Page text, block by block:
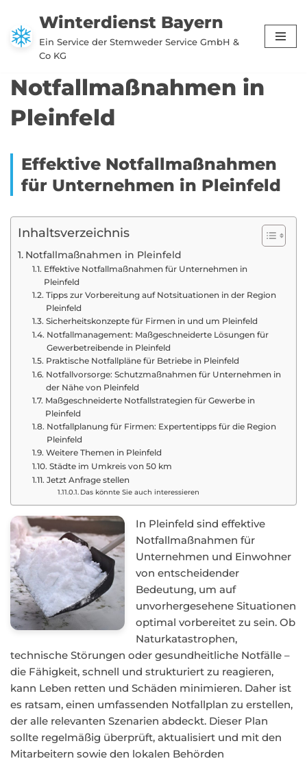
Zum
Inhalt
Winterdienst Bayern
Ein Service der Stemweder Service GmbH &
Co KG
Notfallmaßnahmen in
Pleinfeld
Effektive Notfallmaßnahmen
für Unternehmen in Pleinfeld
Inhaltsverzeichnis
Notfallmaßnahmen in Pleinfeld
Effektive Notfallmaßnahmen für Unternehmen in
Pleinfeld
Tipps zur Vorbereitung auf Notsituationen in der Region
Pleinfeld
Sicherheitskonzepte für Firmen in und um Pleinfeld
Notfallmanagement: Maßgeschneiderte Lösungen für
Gewerbetreibende in Pleinfeld
Praktische Notfallpläne für Betriebe in Pleinfeld
Notfallvorsorge: Schutzmaßnahmen für Unternehmen in
der Nähe von Pleinfeld
Maßgeschneiderte Notfallstrategien für Gewerbe in
Pleinfeld
Notfallplanung für Firmen: Expertentipps für die Region
Pleinfeld
Weitere Themen in Pleinfeld
Städte im Umkreis von 50 km
Jetzt Anfrage stellen
Das könnte Sie auch interessieren
In Pleinfeld sind effektive
Notfallmaßnahmen für
Unternehmen und Einwohner
von entscheidender
Bedeutung, um auf
unvorhergesehene Situationen
optimal vorbereitet zu sein. Ob
Naturkatastrophen,
technische Störungen oder gesundheitliche Notfälle –
die Fähigkeit, schnell und strukturiert zu reagieren,
kann Leben retten und Schäden minimieren. Daher ist
es ratsam, einen umfassenden Notfallplan zu erstellen,
der alle relevanten Szenarien abdeckt. Dieser Plan
sollte regelmäßig überprüft, aktualisiert und mit den
Mitarbeitern sowie den lokalen Behörden